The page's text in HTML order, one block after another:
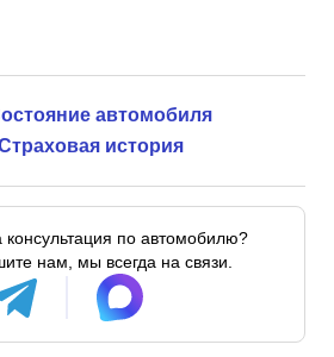
автомобиля
история
консультация по автомобилю?
нам, мы всегда на связи.